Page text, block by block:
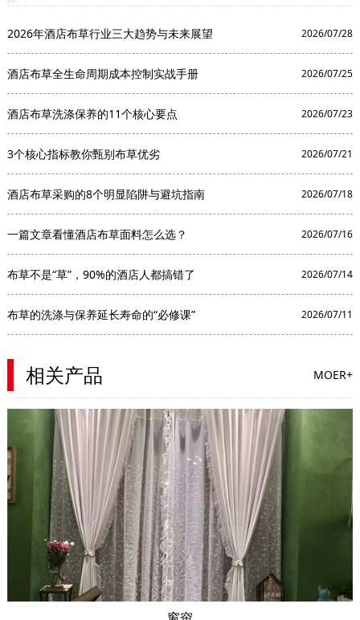
2026年酒店布草行业三大趋势与未来展望 2026/07/28
酒店布草全生命周期成本控制实战手册 2026/07/25
酒店布草洗涤保养的11个核心要点 2026/07/23
3个核心指标教你甄别布草优劣 2026/07/21
酒店布草采购的8个明显陷阱与避坑指南 2026/07/18
一篇文章看懂酒店布草面料怎么选？ 2026/07/16
布草不是“草”，90%的酒店人都搞错了 2026/07/14
布草的洗涤与保养延长寿命的“必修课” 2026/07/11
相关产品 MOER+